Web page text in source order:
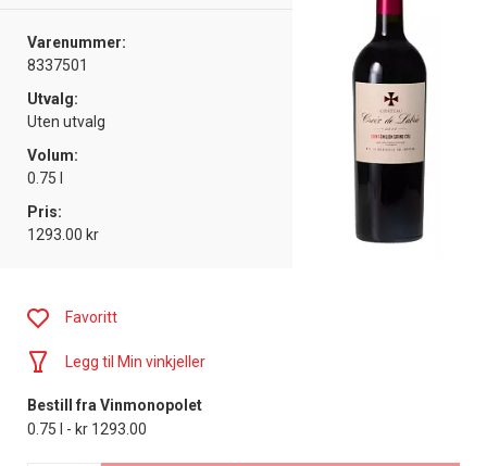
Varenummer:
8337501
Utvalg:
Uten utvalg
Volum:
0.75 l
Pris:
1293.00 kr
Favoritt
Legg til Min vinkjeller
Bestill fra Vinmonopolet
0.75 l - kr 1293.00